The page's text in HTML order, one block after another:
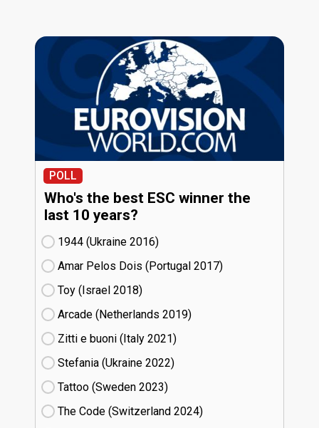
POLL
Who's the best ESC winner the
last 10 years?
1944 (Ukraine
16)
Amar Pelos Dois (Portugal
17)
Toy (Israel
18)
Arcade (Netherlands
19)
Zitti e buoni​ (Italy
21)
Stefania (Ukraine
22)
Tattoo (Sweden
23)
The Code (Switzerland
24)